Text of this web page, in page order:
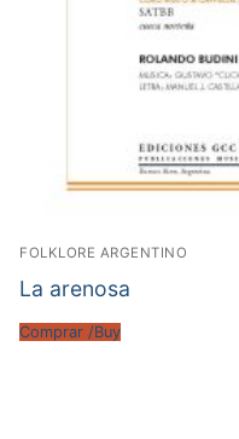
FOLKLORE ARGENTINO
La arenosa
Comprar /Buy